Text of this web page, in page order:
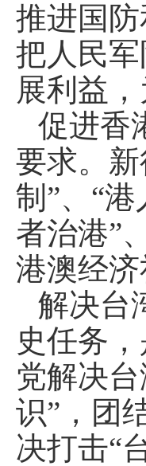
推进国
把人民
展利益
促进香
要求。
制”、“
者治港”
港澳经
解决台
史任务
党解决
识”，团
决打击“